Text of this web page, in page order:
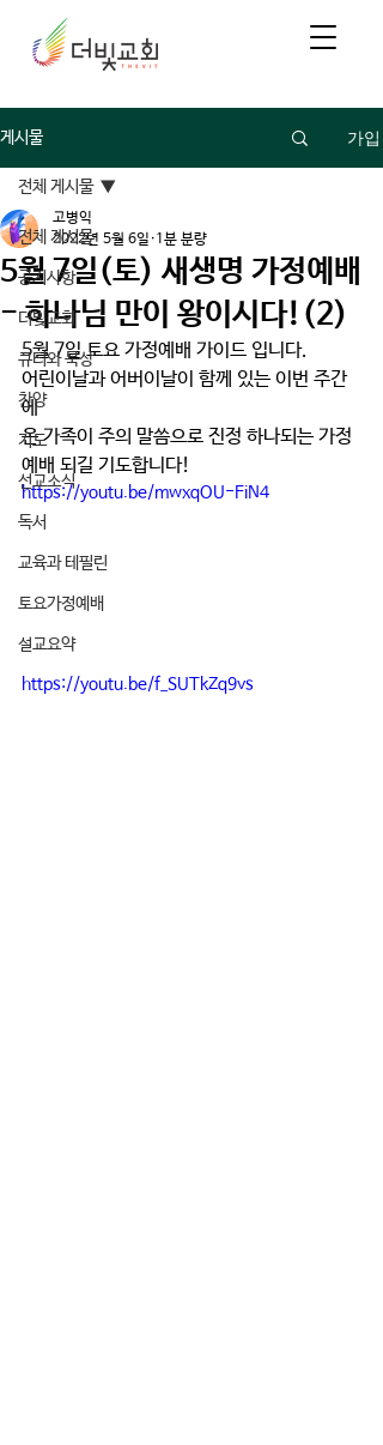
게시물 가입
전체 게시물
공지사항
더빛교회
큐티와 묵상
찬양
기도
선교소식
독서
교육과 테필린
토요가정예배
설교요약
전체 게시물
5월 7일(토) 새생명 가정예배
- 하나님 만이 왕이시다!(2)
고병익
2022년 5월 6일 1분 분량
5월 7일 토요 가정예배 가이드 입니다.
어린이날과 어버이날이 함께 있는 이번 주간
에
온 가족이 주의 말씀으로 진정 하나되는 가정
예배 되길 기도합니다!
https://youtu.be/mwxqOU-FiN4
https://youtu.be/f_SUTkZq9vs